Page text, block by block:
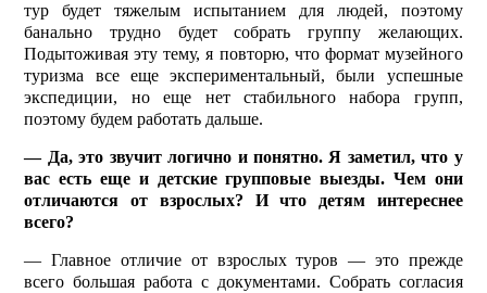
тур будет тяжелым испытанием для людей, поэтому
банально трудно будет собрать группу желающих.
Подытоживая эту тему, я повторю, что формат музейного
туризма все еще экспериментальный, были успешные
экспедиции, но еще нет стабильного набора групп,
поэтому будем работать дальше.
— Да, это звучит логично и понятно. Я заметил, что у
вас есть еще и детские групповые выезды. Чем они
отличаются от взрослых? И что детям интереснее
всего?
— Главное отличие от взрослых туров — это прежде
всего большая работа с документами. Собрать согласия